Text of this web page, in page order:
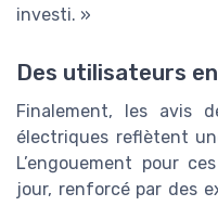
investi. »
Des utilisateurs
Finalement, les avis
électriques reflètent
L’engouement pour
jour, renforcé par des